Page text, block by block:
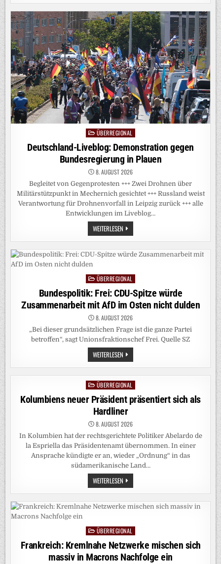
TRUMP:
US-
SENAT
BESTÄTIGT
TODD
BLANCHE
ALS
JUSTIZMINISTER
PostedÜBERREGIONAL
Deutschland-Liveblog: Demonstration gegen
Bundesregierung in Plauen
8. AUGUST 2026
Begleitet von Gegenprotesten +++ Zwei Drohnen über
Militärstützpunkt in Mechernich gesichtet +++ Russland weist
Verantwortung für Drohnenvorfall in Leipzig zurück +++ alle
Entwicklungen im Liveblog…
WEITERLESEN DEUTSCHLAND-
LIVEBLOG:
DEMONSTRATION
GEGEN
BUNDESREGIERUNG
Posted
in
ÜBERREGIONAL
Bundespolitik: Frei: CDU-Spitze würde
Zusammenarbeit mit AfD im Osten nicht dulden
8. AUGUST 2026
„Bei dieser grundsätzlichen Frage ist die ganze Partei
betroffen“, sagt Unionsfraktionschef Frei. Quelle SZ
WEITERLESEN BUNDESPOLITIK:
FREI:
CDU-
SPITZE
WÜRDE
ZUSAMMENARBEIT
MIT
AFD
IM
OSTEN
DULDEN
Posted
in
ÜBERREGIONAL
Kolumbiens neuer Präsident präsentiert sich als
Hardliner
8. AUGUST 2026
In Kolumbien hat der rechtsgerichtete Politiker Abelardo de
la Espriella das Präsidentenamt übernommen. In einer
Ansprache kündigte er an, wieder „Ordnung“ in das
südamerikanische Land…
WEITERLESEN KOLUMBIENS
NEUER
PRÄSIDENT
PRÄSENTIERT
SICH
Posted
in
ÜBERREGIONAL
Frankreich: Kremlnahe Netzwerke mischen sich
massiv in Macrons Nachfolge ein